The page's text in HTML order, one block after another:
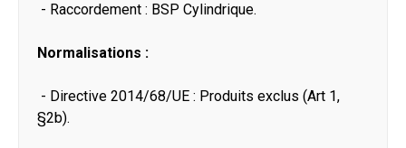
- Raccordement : BSP Cylindrique.
Normalisations :
- Directive 2014/68/UE : Produits exclus (Art 1,
§2b).